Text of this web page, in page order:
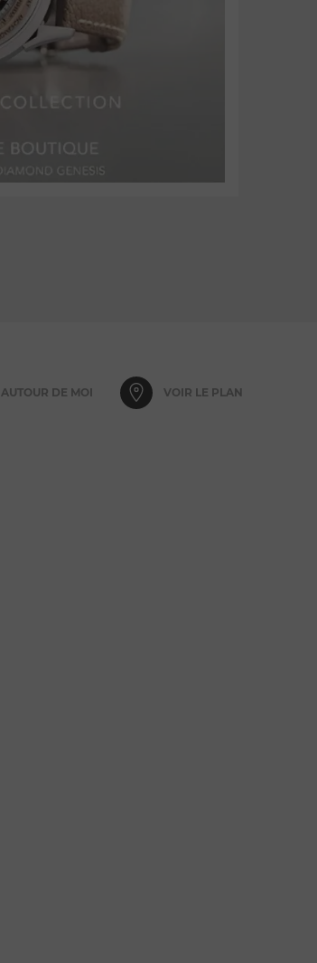
AUTOUR DE MOI VOIR LE PLAN